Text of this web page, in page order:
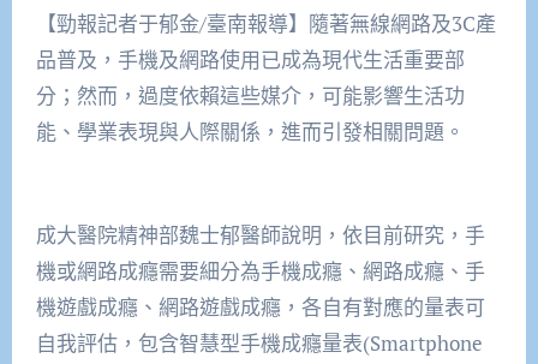
【勁報記者于郁金/臺南報導】隨著無線網路及3C產
品普及，手機及網路使用已成為現代生活重要部
分；然而，過度依賴這些媒介，可能影響生活功
能、學業表現與人際關係，進而引發相關問題。
成大醫院精神部魏士郁醫師說明，依目前研究，手
機或網路成癮需要細分為手機成癮、網路成癮、手
機遊戲成癮、網路遊戲成癮，各自有對應的量表可
自我評估，包含智慧型手機成癮量表(Smartphone